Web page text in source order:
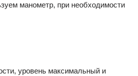
манометр, при необходимости
уровень максимальный и